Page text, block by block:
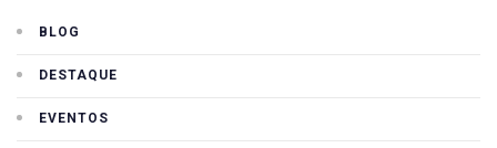
BLOG
DESTAQUE
EVENTOS